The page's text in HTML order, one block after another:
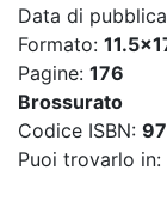
Data di
Formato:
Pagine: 176
Brossurato
Codice ISBN:
Puoi trovarlo in: